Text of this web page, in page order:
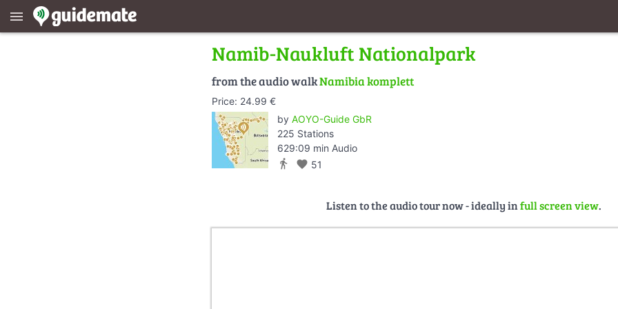
menu
Namib-Naukluft Nationalpark
from the audio walkNamibia komplett
Price: 24.99 €
by AOYO-Guide GbR
225 Stations
629:09 min Audio
directions_walk favorite 51
Listen to the audio tour now - ideally infull screen view.